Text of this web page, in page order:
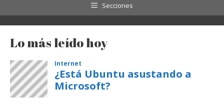
Secciones
Lo más leído hoy